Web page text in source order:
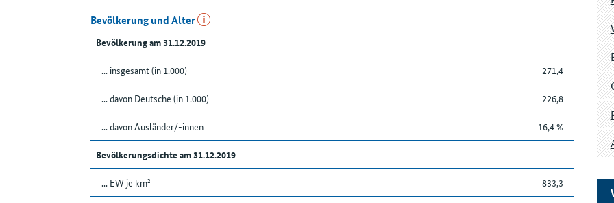
Bevölkerung und Alter
Bevölkerung am 31.12.2019
... insgesamt (in 1.000) 271,4
... davon Deutsche (in 1.000) 226,8
... davon Ausländer/-innen 16,4 %
Bevölkerungsdichte am 31.12.2019
... EW je km² 833,3